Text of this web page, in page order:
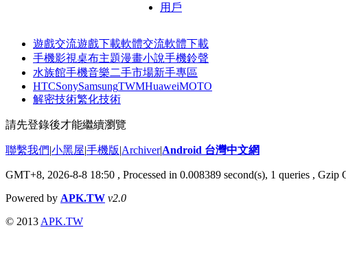
用戶
遊戲交流遊戲下載軟體交流軟體下載
手機影視桌布主題漫畫小說手機鈴聲
水族館手機音樂二手市場新手專區
HTCSonySamsungTWMHuaweiMOTO
解密技術繁化技術
請先登錄後才能繼續瀏覽
聯繫我們|小黑屋|手機版|Archiver|Android 台灣中文網
GMT+8, 2026-8-8 18:50 , Processed in 0.008389 second(s), 1 queries , Gzip
Powered by APK.TW v2.0
© 2013 APK.TW